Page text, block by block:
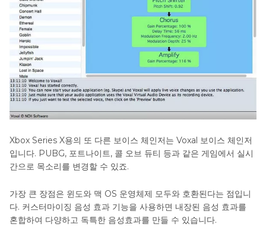
Xbox Series X용의 또 다른 보이스 체인저는 Voxal 보이스 체인저
입니다. PUBG, 포트나이트, 콜 오브 듀티 등과 같은 게임에서 실시
간으로 목소리를 변경할 수 있죠.
가장 큰 장점은 윈도와 맥 OS 운영체제 모두와 호환된다는 점입니
다. 커스터마이징 음성 효과 기능을 사용하면 내장된 음성 효과를
혼합하여 다양하고 독특한 음성효과를 만들 수 있습니다.